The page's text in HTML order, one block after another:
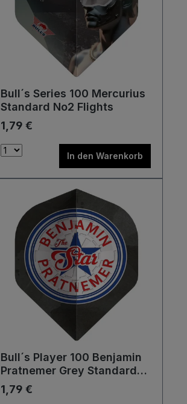
Bull´s Series 100 Mercurius
Standard No2 Flights
1,79 €
In den Warenkorb
Bull´s Player 100 Benjamin
Pratnemer Grey Standard
No2 Flights
1,79 €